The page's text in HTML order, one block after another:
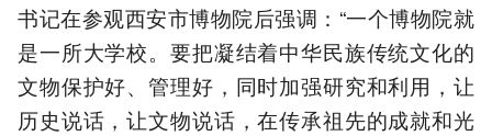
书记在参观西安市博物院后强调：“一个博物院就
是一所大学校。要把凝结着中华民族传统文化的
文物保护好、管理好，同时加强研究和利用，让
历史说话，让文物说话，在传承祖先的成就和光